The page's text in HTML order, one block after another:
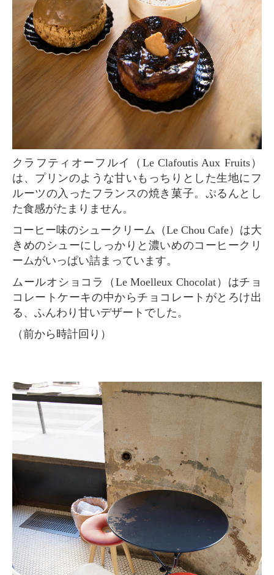
クラフティオーフルイ（Le Clafoutis Aux Fruits）
は、プリンのような甘いもっちりとした生地にフ
ルーツの入ったフランスの焼き菓子。ぷるんとし
た食感がたまりません。
コーヒー味のシュークリーム（Le Chou Cafe）は大
きめのシューにしっかりと濃いめのコーヒークリ
ームがいっぱい詰まっています。
ムールオショコラ（Le Moelleux Chocolat）はチョ
コレートケーキの中からチョコレートがとろけ出
る、ふんわり甘いデザートでした。
（前から時計回り）